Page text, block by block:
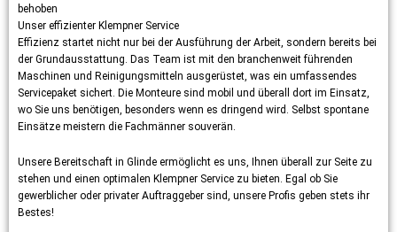
behoben
Unser effizienter Klempner Service
Effizienz startet nicht nur bei der Ausführung der Arbeit, sondern bereits bei
der Grundausstattung. Das Team ist mit den branchenweit führenden
Maschinen und Reinigungsmitteln ausgerüstet, was ein umfassendes
Servicepaket sichert. Die Monteure sind mobil und überall dort im Einsatz,
wo Sie uns benötigen, besonders wenn es dringend wird. Selbst spontane
Einsätze meistern die Fachmänner souverän.
Unsere Bereitschaft in Glinde ermöglicht es uns, Ihnen überall zur Seite zu
stehen und einen optimalen Klempner Service zu bieten. Egal ob Sie
gewerblicher oder privater Auftraggeber sind, unsere Profis geben stets ihr
Bestes!